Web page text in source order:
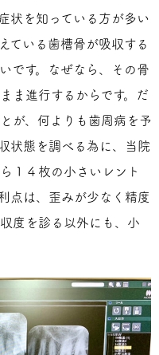
状を知っている方が多い
ている歯槽骨が吸収する
です。なぜなら、その骨
ま進行するからです。だ
が、何よりも歯周病を予
状態を調べる為に、当院
１４枚の小さいレント
点は、歪みが少なく精度
度を診る以外にも、小